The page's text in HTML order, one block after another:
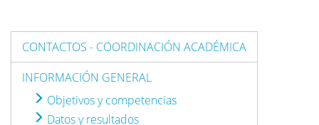
CONTACTOS - COORDINACIÓN ACADÉMICA
INFORMACIÓN GENERAL
Objetivos y competencias
Datos y resultados